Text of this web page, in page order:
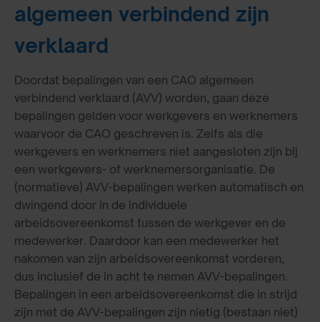
algemeen verbindend zijn
verklaard
Doordat bepalingen van een CAO algemeen
verbindend verklaard (AVV) worden, gaan deze
bepalingen gelden voor werkgevers en werknemers
waarvoor de CAO geschreven is. Zelfs als die
werkgevers en werknemers niet aangesloten zijn bij
een werkgevers- of werknemersorganisatie. De
(normatieve) AVV-bepalingen werken automatisch en
dwingend door in de individuele
arbeidsovereenkomst tussen de werkgever en de
medewerker. Daardoor kan een medewerker het
nakomen van zijn arbeidsovereenkomst vorderen,
dus inclusief de in acht te nemen AVV-bepalingen.
Bepalingen in een arbeidsovereenkomst die in strijd
zijn met de AVV-bepalingen zijn nietig (bestaan niet)